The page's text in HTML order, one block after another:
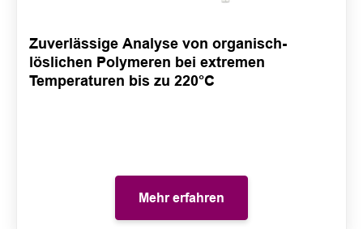
Zuverlässige Analyse von organisch-
löslichen Polymeren bei extremen
Temperaturen bis zu 220°C
Mehr erfahren